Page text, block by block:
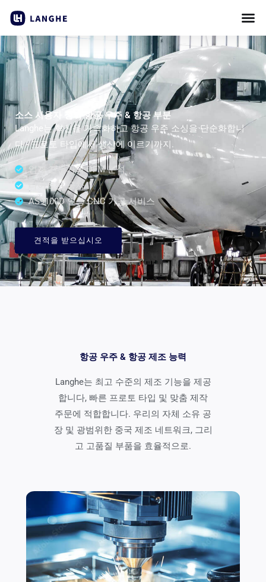
츠
로
너
뛰
기
소스 사용자 정의 항공 우주 & 항공 부분
Langhe는 혁신을 가속화하고 항공 우주 소싱을 단순화합니
다 - 프로토 타입에서 생산에 이르기까지.
업계 전문가의 DFM 분석
타이트한 공차
AS9100D 인증 CNC 가공 서비스
견적을 받으십시오
항공 우주 & 항공 제조 능력
Langhe는 최고 수준의 제조 기능을 제공
합니다, 빠른 프로토 타입 및 맞춤 제작
주문에 적합합니다. 우리의 자체 소유 공
장 및 광범위한 중국 제조 네트워크, 그리
고 고품질 부품을 효율적으로.